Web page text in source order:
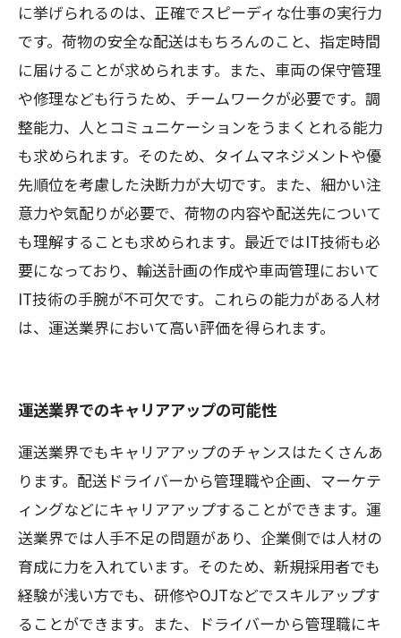
に挙げられるのは、正確でスピーディな仕事の実行力
です。荷物の安全な配送はもちろんのこと、指定時間
に届けることが求められます。また、車両の保守管理
や修理なども行うため、チームワークが必要です。調
整能力、人とコミュニケーションをうまくとれる能力
も求められます。そのため、タイムマネジメントや優
先順位を考慮した決断力が大切です。また、細かい注
意力や気配りが必要で、荷物の内容や配送先について
も理解することも求められます。最近ではIT技術も必
要になっており、輸送計画の作成や車両管理において
IT技術の手腕が不可欠です。これらの能力がある人材
は、運送業界において高い評価を得られます。
運送業界でのキャリアアップの可能性
運送業界でもキャリアアップのチャンスはたくさんあ
ります。配送ドライバーから管理職や企画、マーケテ
ィングなどにキャリアアップすることができます。運
送業界では人手不足の問題があり、企業側では人材の
育成に力を入れています。そのため、新規採用者でも
経験が浅い方でも、研修やOJTなどでスキルアップす
ることができます。また、ドライバーから管理職にキ